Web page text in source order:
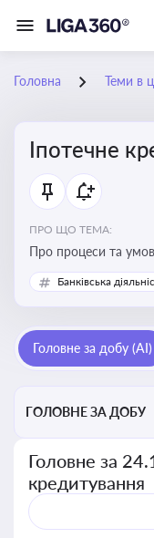
Головна Теми в
Іпотечне
ПРО ЩО ТЕМА:
Про процеси та
зміни у
Банківська
Головне за добу (AI)
ГОЛОВНЕ ЗА ДОБУ
Головне за
кредитування